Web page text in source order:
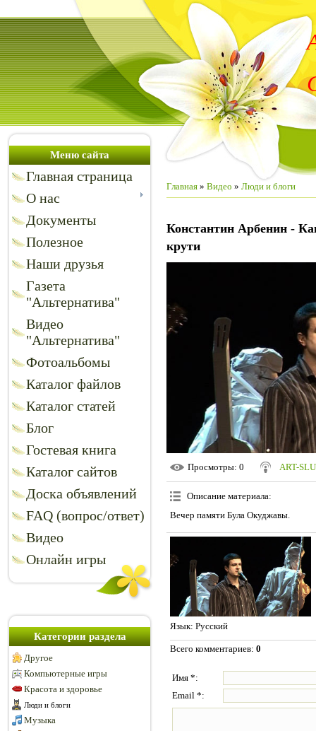
Меню сайта
Главная страница
О нас
Документы
Полезное
Наши друзья
Газета
"Альтернатива"
Видео
"Альтернатива"
Фотоальбомы
Каталог файлов
Каталог статей
Блог
Гостевая книга
Каталог сайтов
Доска объявлений
FAQ (вопрос/ответ)
Видео
Онлайн игры
Категории раздела
Другое
Компьютерные игры
Красота и здоровье
Люди и блоги
Музыка
Главная » Видео » Люди и блоги
Константин Арбенин -
крути
Просмотры: 0 ART-
Описание материала:
Вечер памяти Була Окуджавы.
Язык: Русский
Всего комментариев: 0
Имя *:
Email *: